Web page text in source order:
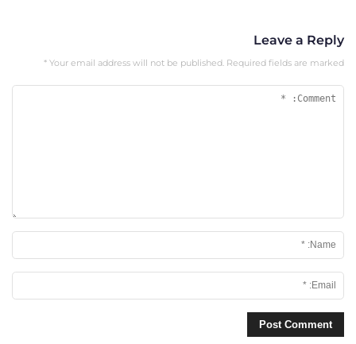
Leave a Reply
Your email address will not be published. Required fields are marked
*